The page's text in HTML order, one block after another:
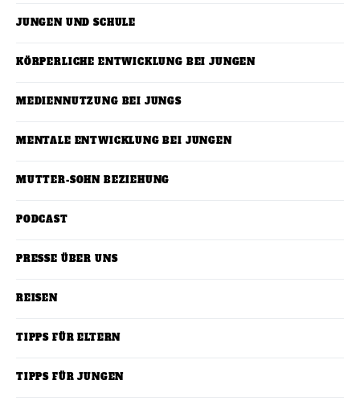
JUNGEN UND SCHULE
KÖRPERLICHE ENTWICKLUNG BEI JUNGEN
MEDIENNUTZUNG BEI JUNGS
MENTALE ENTWICKLUNG BEI JUNGEN
MUTTER-SOHN BEZIEHUNG
PODCAST
PRESSE ÜBER UNS
REISEN
TIPPS FÜR ELTERN
TIPPS FÜR JUNGEN